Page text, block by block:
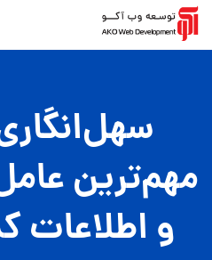
مهم‌ترین
و اطلاعات